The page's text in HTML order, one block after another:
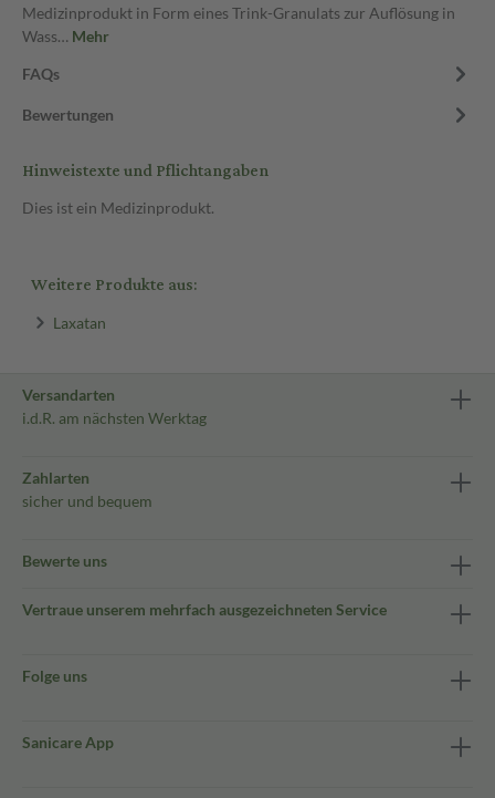
Medizinprodukt in Form eines Trink-Granulats zur Auflösung in
Wass… Mehr
FAQs
Bewertungen
Hinweistexte und Pflichtangaben
Dies ist ein Medizinprodukt.
Weitere Produkte aus:
Laxatan
Versandarten
i.d.R. am nächsten Werktag
Zahlarten
sicher und bequem
Bewerte uns
Vertraue unserem mehrfach ausgezeichneten Service
Folge uns
Sanicare App